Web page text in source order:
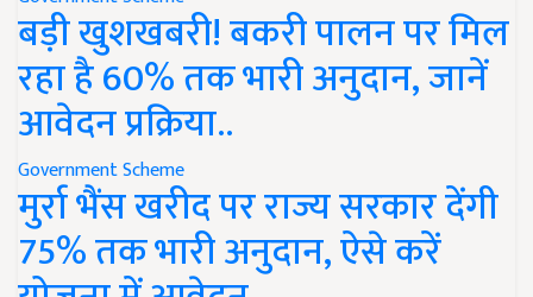
बड़ी खुशखबरी! बकरी पालन पर मिल
रहा है 60% तक भारी अनुदान, जानें
आवेदन प्रक्रिया..
Government Scheme
मुर्रा भैंस खरीद पर राज्य सरकार देंगी
75% तक भारी अनुदान, ऐसे करें